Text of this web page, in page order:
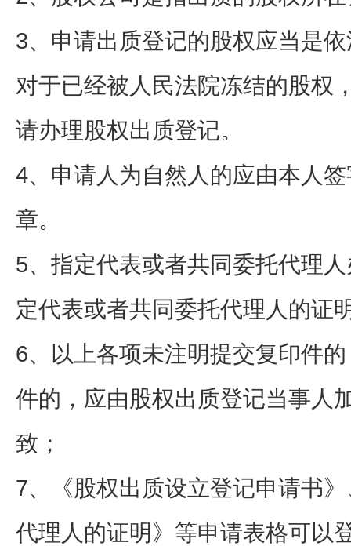
3、申请出质登记的股权应当是
对于已经被人民法院冻结的股权
请办理股权出质登记。
4、申请人为自然人的应由本人
章。
5、指定代表或者共同委托代理
定代表或者共同委托代理人的证
6、以上各项未注明提交复印件
件的，应由股权出质登记当事人
致；
7、《股权出质设立登记申请书
代理人的证明》等申请表格可以